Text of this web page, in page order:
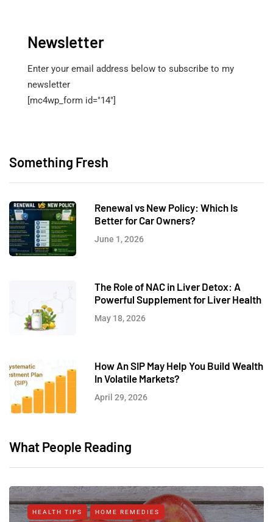
Newsletter
Enter your email address below to subscribe to my
newsletter
[mc4wp_form id="14"]
Something Fresh
Renewal vs New Policy: Which Is
Better for Car Owners?
June 1, 2026
The Role of NAC in Liver Detox: A
Powerful Supplement for Liver Health
May 18, 2026
How An SIP May Help You Build Wealth
In Volatile Markets?
April 29, 2026
What People Reading
HEALTH TIPS HOME REMEDIES